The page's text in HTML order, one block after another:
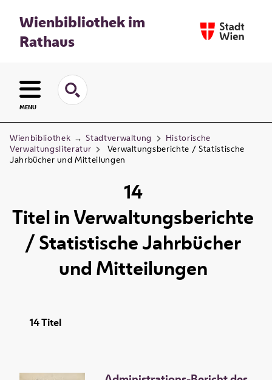
Wienbibliothek im
Rathaus
MENU
Wienbibliothek → Stadtverwaltung
Historische
Verwaltungsliteratur
Verwaltungsberichte / Statistische
Jahrbücher und Mitteilungen
14
TitelinVerwaltungsberichte
/ Statistische Jahrbücher
und Mitteilungen
14Titel